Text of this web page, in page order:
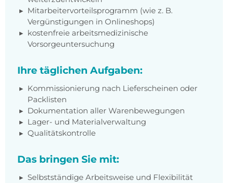
Mitarbeitervorteilsprogramm (wie z. B.
Vergünstigungen in Onlineshops)
kostenfreie arbeitsmedizinische
Vorsorgeuntersuchung
Ihre täglichen Aufgaben:
Kommissionierung nach Lieferscheinen oder
Packlisten
Dokumentation aller Warenbewegungen
Lager- und Materialverwaltung
Qualitätskontrolle
Das bringen Sie mit:
Selbstständige Arbeitsweise und Flexibilität